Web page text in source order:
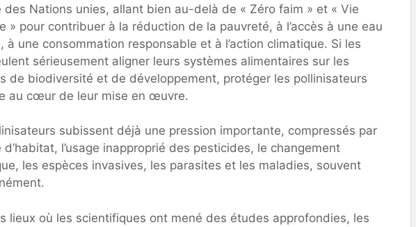
des Nations unies, allant bien au-delà de « Zéro faim » et « Vie
» pour contribuer à la réduction de la pauvreté, à l’accès à une eau
à une consommation responsable et à l’action climatique. Si les
sérieusement aligner leurs systèmes alimentaires sur les
de biodiversité et de développement, protéger les pollinisateurs
au cœur de leur mise en œuvre.
subissent déjà une pression importante, compressés par
d’habitat, l’usage inapproprié des pesticides, le changement
les espèces invasives, les parasites et les maladies, souvent
lieux où les scientifiques ont mené des études approfondies, les